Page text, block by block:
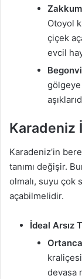
Otoyol
çiçek
evcil
gölgeye
Karadeniz
Karadeniz’in
tanımı değişir.
olmalı, suyu çok
açabilmelidir.
İdeal Arsız
devasa